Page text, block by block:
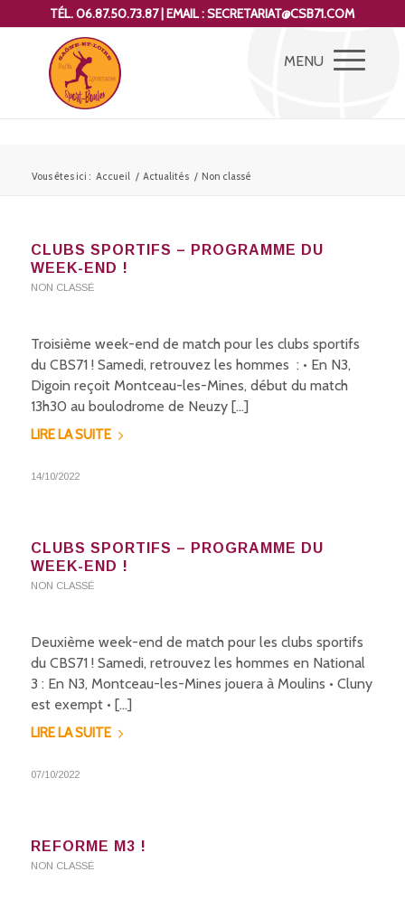
TÉL. 06.87.50.73.87 | EMAIL : SECRETARIAT@CSB71.COM
Vous êtes ici : Accueil / Actualités / Non classé
CLUBS SPORTIFS – PROGRAMME DU
WEEK-END !
NON CLASSÉ
Troisième week-end de match pour les clubs sportifs
du CBS71 ! Samedi, retrouvez les hommes : • En N3,
Digoin reçoit Montceau-les-Mines, début du match
13h30 au boulodrome de Neuzy […]
LIRE LA SUITE
14/10/2022
CLUBS SPORTIFS – PROGRAMME DU
WEEK-END !
NON CLASSÉ
Deuxième week-end de match pour les clubs sportifs
du CBS71 ! Samedi, retrouvez les hommes en National
3 : En N3, Montceau-les-Mines jouera à Moulins • Cluny
est exempt • […]
LIRE LA SUITE
07/10/2022
REFORME M3 !
NON CLASSÉ